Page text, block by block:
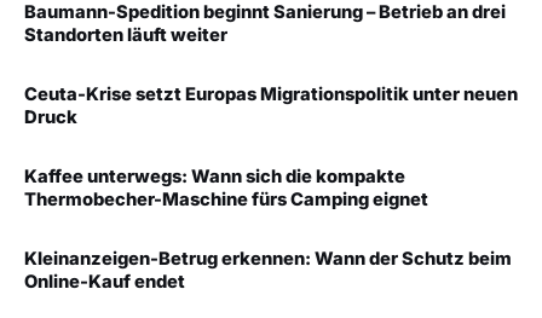
Baumann-Spedition beginnt Sanierung – Betrieb an drei
Standorten läuft weiter
Ceuta-Krise setzt Europas Migrationspolitik unter neuen
Druck
Kaffee unterwegs: Wann sich die kompakte
Thermobecher-Maschine fürs Camping eignet
Kleinanzeigen-Betrug erkennen: Wann der Schutz beim
Online-Kauf endet